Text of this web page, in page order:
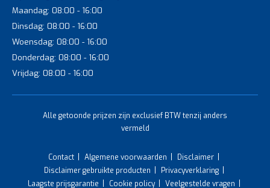
Maandag: 08:00 - 16:00
Dinsdag: 08:00 - 16:00
Woensdag: 08:00 - 16:00
Donderdag: 08:00 - 16:00
Vrijdag: 08:00 - 16:00
Alle getoonde prijzen zijn exclusief BTW tenzij anders
vermeld
Contact Algemene voorwaarden
Disclaimer
Disclaimer gebruikte producten
Privacyverklaring
Laagste prijsgarantie
Cookie policy Veelgestelde vragen